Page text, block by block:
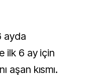
ayda
ilk 6 ay için
aşan kısmı.